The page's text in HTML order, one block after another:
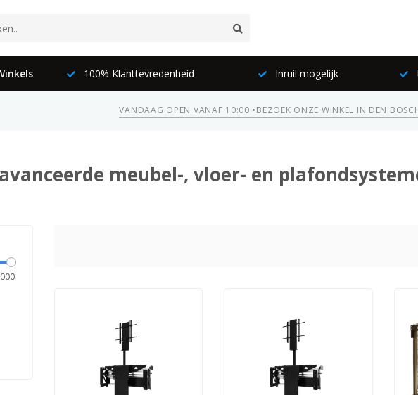
100% Klanttevredenheid Inruil mogelijk
VANDAAG OPEN VANAF 10:00 •BEZOEK ONZE WINKEL IN DEN
meubel-, vloer- en